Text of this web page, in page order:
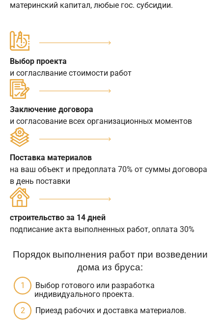
материнский капитал, любые гос. субсидии.
Выбор проекта
и согласлвание стоимости работ
Заключение договора
и согласование всех организационных моментов
Поставка материалов
на ваш объект и предоплата 70% от суммы договора
в день поставки
строительство за 14 дней
подписание акта выполненных работ, оплата 30%
Порядок выполнения работ при возведении
дома из бруса:
Выбор готового или разработка
индивидуального проекта.
Приезд рабочих и доставка материалов.